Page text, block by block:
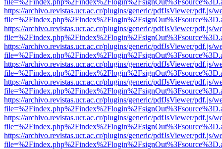
https://archivo.revistas.ucr.ac.cr/plugins/generic/pdfJsViewer/pdf.js/
https://archivo.revistas.ucr.ac.cr/plugins/generic/pdfJsViewer/pdf.js/
https://archivo.revistas.ucr.ac.cr/plugins/generic/pdfJsViewer/pdf.js/
https://archivo.revistas.ucr.ac.cr/plugins/generic/pdfJsViewer/pdf.js/
https://archivo.revistas.ucr.ac.cr/plugins/generic/pdfJsViewer/pdf.js/
https://archivo.revistas.ucr.ac.cr/plugins/generic/pdfJsViewer/pdf.js/
https://archivo.revistas.ucr.ac.cr/plugins/generic/pdfJsViewer/pdf.js/
https://archivo.revistas.ucr.ac.cr/plugins/generic/pdfJsViewer/pdf.js/